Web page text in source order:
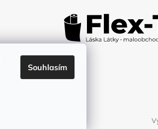
Souhlasím